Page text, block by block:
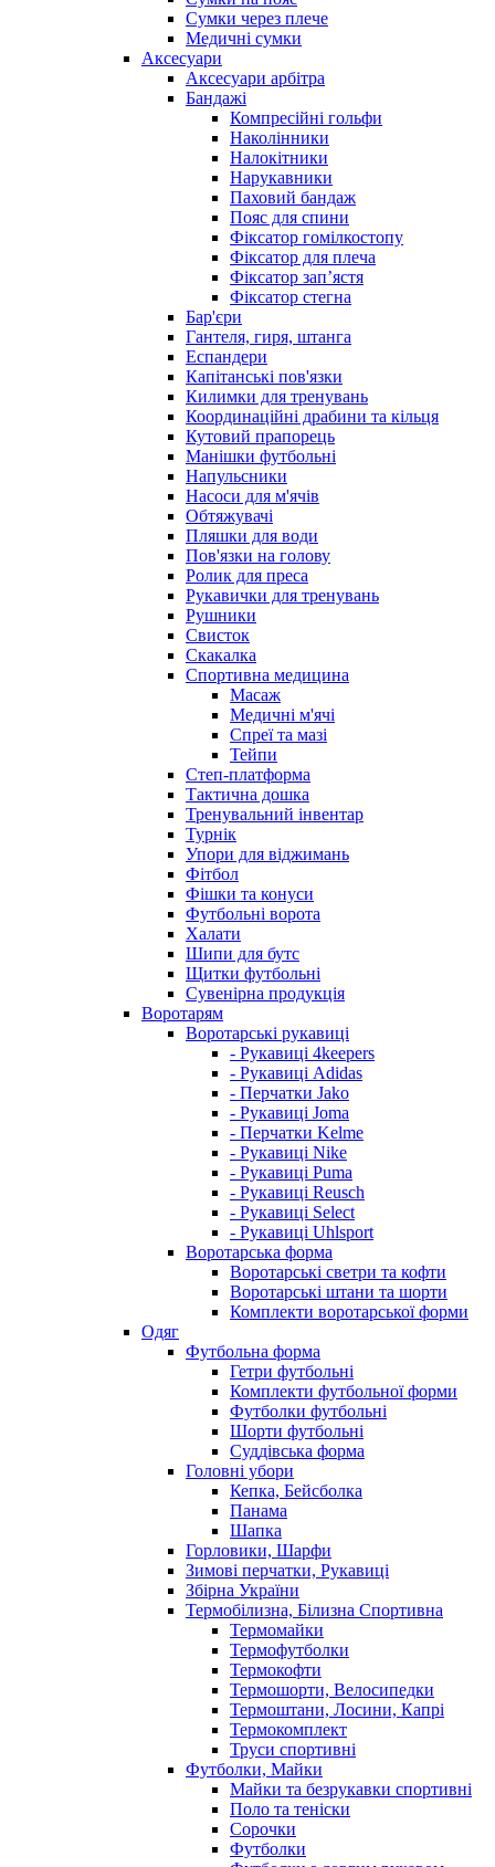
Сумки через плече
Медичні сумки
Аксесуари
Аксесуари арбітра
Бандажі
Компресійні гольфи
Наколінники
Налокітники
Нарукавники
Паховий бандаж
Пояс для спини
Фіксатор гомілкостопу
Фіксатор для плеча
Фіксатор запʼястя
Фіксатор стегна
Бар'єри
Гантеля, гиря, штанга
Еспандери
Капітанські пов'язки
Килимки для тренувань
Координаційні драбини та кільця
Кутовий прапорець
Манішки футбольні
Напульсники
Насоси для м'ячів
Обтяжувачі
Пляшки для води
Пов'язки на голову
Ролик для преса
Рукавички для тренувань
Рушники
Свисток
Скакалка
Спортивна медицина
Масаж
Медичні м'ячі
Спреї та мазі
Тейпи
Степ-платформа
Тактична дошка
Тренувальний інвентар
Турнік
Упори для віджимань
Фітбол
Фішки та конуси
Футбольні ворота
Халати
Шипи для бутс
Щитки футбольні
Сувенірна продукція
Воротарям
Воротарські рукавиці
- Рукавиці 4keepers
- Рукавиці Adidas
- Перчатки Jako
- Рукавиці Joma
- Перчатки Kelme
- Рукавиці Nike
- Рукавиці Puma
- Рукавиці Reusch
- Рукавиці Select
- Рукавиці Uhlsport
Воротарська форма
Воротарські светри та кофти
Воротарські штани та шорти
Комплекти воротарської форми
Одяг
Футбольна форма
Гетри футбольні
Комплекти футбольної форми
Футболки футбольні
Шорти футбольні
Суддівська форма
Головні убори
Кепка, Бейсболка
Панама
Шапка
Горловики, Шарфи
Зимові перчатки, Рукавиці
Збірна України
Термобілизна, Білизна Спортивна
Термомайки
Термофутболки
Термокофти
Термошорти, Велосипедки
Термоштани, Лосини, Капрі
Термокомплект
Труси спортивні
Футболки, Майки
Майки та безрукавки спортивні
Поло та теніски
Сорочки
Футболки